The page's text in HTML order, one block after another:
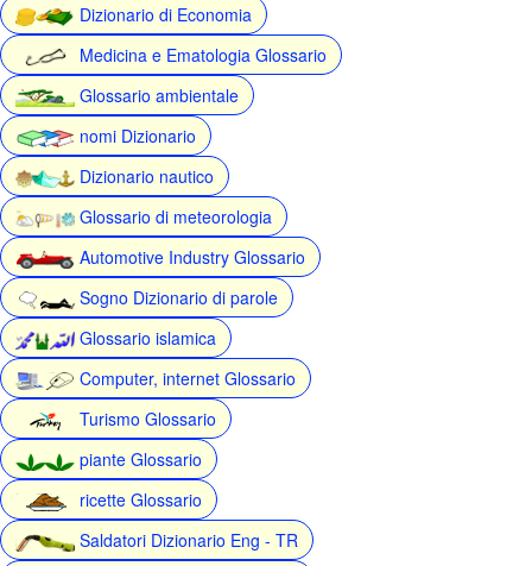
Dizionario di Economia
Medicina e Ematologia Glossario
Glossario ambientale
nomi Dizionario
Dizionario nautico
Glossario di meteorologia
Automotive Industry Glossario
Sogno Dizionario di parole
Glossario islamica
Computer, internet Glossario
Turismo Glossario
piante Glossario
ricette Glossario
Saldatori Dizionario Eng - TR